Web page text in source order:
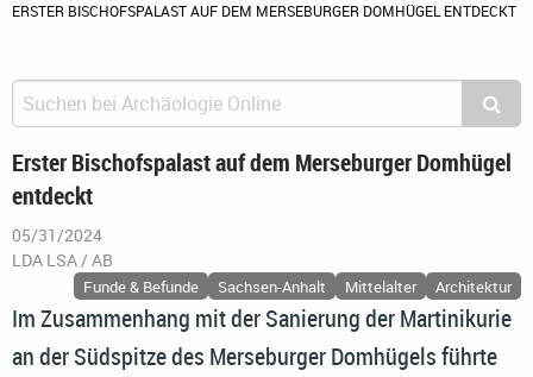
ERSTER BISCHOFSPALAST AUF DEM MERSEBURGER DOMHÜGEL ENTDECKT
Erster Bischofspalast auf dem Merseburger Domhügel
entdeckt
05/31/2024
LDA LSA / AB
Funde & Befunde Sachsen-Anhalt Mittelalter Architektur
Im Zusammenhang mit der Sanierung der Martinikurie
an der Südspitze des Merseburger Domhügels führte